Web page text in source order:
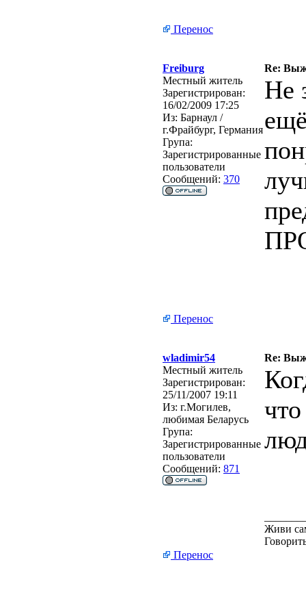
Перенос
Freiburg
Re:
Местный житель
Зарегистрирован:
16/02/2009 17:25
Из: Барнаул /
г.Фрайбург, Германия
Група:
Зарегистрированные
пользователи
Сообщений: 370
Не
Перенос
wladimir54
Re:
Местный житель
Зарегистрирован:
25/11/2007 19:11
Из: г.Могилев,
любимая Беларусь
Група:
Зарегистрированные
пользователи
Сообщений: 871
Живи
Перенос